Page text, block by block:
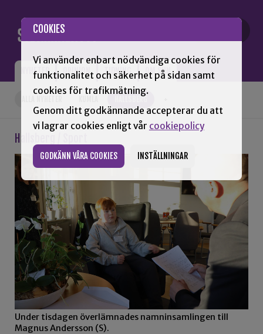
COOKIES
Vi använder enbart nödvändiga cookies för
funktionalitet och säkerhet på sidan samt
cookies för trafikmätning.
Genom ditt godkännande accepterar du att
vi lagrar cookies enligt vår cookiepolicy
GODKÄNN VÅRA COOKIES INSTÄLLNINGAR
NYHETER OPINION TIDNING OM SNN
HALLSBERG
Hallsberg / Sport
Under tisdagen överlämnades namninsamlingen till
Magnus Andersson (S).